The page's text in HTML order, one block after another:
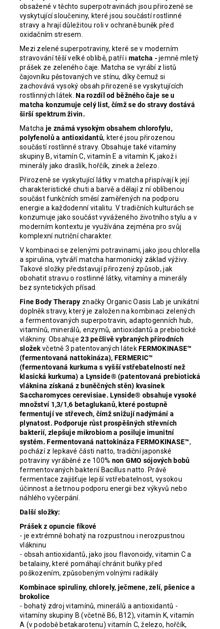
obsažené v těchto superpotravinách jsou přirozeně se
vyskytující sloučeniny, které jsou součástí rostlinné
stravy a hrají důležitou roli v ochraně buněk před
oxidačním stresem.
Mezi zelené superpotraviny, které se v moderním
stravování těší velké oblibě, patří i matcha -jemně mletý
prášek ze zeleného čaje. Matcha se vyrábí z listů
čajovníku pěstovaných ve stínu, díky čemuž si
zachovává vysoký obsah přirozeně se vyskytujících
rostlinných látek.Na rozdíl od běžného čaje se u
matcha konzumuje celý list, čímž se do stravy dostává
širší spektrum živin.
Matcha je známá vysokým obsahem chlorofylu,
polyfenolů a antioxidantů, které jsou přirozenou
součástí rostlinné stravy. Obsahuje také vitamíny
skupiny B, vitamín C, vitamín E a vitamín K, jakož i
minerály jako draslík, hořčík, zinek a železo.
Přirozeně se vyskytující látky v matcha přispívají k její
charakteristické chuti a barvě a dělají z ní oblíbenou
součást funkčních směsí zaměřených na podporu
energie a každodenní vitalitu. V tradičních kulturách se
konzumuje jako součást vyváženého životního stylu a v
moderním kontextu je využívána zejména pro svůj
komplexní nutriční charakter.
V kombinaci se zelenými potravinami, jako jsou chlorella
a spirulina, vytváří matcha harmonický základ výživy.
Takové složky představují přirozený způsob, jak
obohatit stravu o rostlinné látky, vitamíny a minerály
bez syntetických přísad.
Fine Body Therapy značky Organic Oasis Lab je unikátní
doplněk stravy, který je založen na kombinaci zelených
a fermentovaných superpotravin, adaptogenních hub,
vitamínů, minerálů, enzymů, antioxidantů a prebiotické
vlákniny. Obsahuje23 pečlivě vybraných přírodních
složek včetně 3 patentovaných látekFERMOKINASE™
(fermentovaná nattokináza), FERMERIC™
(fermentovaná kurkuma s vyšší vstřebatelností než
klasická kurkuma) a Lynside® (patentovaná prebiotická
vláknina získaná z buněčných stěn) kvasinek
Saccharomyces cerevisiae. Lynside® obsahuje vysoké
množství 1,3/1,6 betaglukanů, které postupně
fermentují ve střevech, čímž snižují nadýmání a
plynatost. Podporuje růst prospěšných střevních
bakterií, zlepšuje mikrobiom a posiluje imunitní
systém. Fermentovaná nattokináza FERMOKINASE™,
pochází z lepkavé části natto, tradiční japonské
potraviny vyráběné ze 100% non GMO sójových bobů
fermentovaných bakterií Bacillus natto. Právě
fermentace zajišťuje lepší vstřebatelnost, vysokou
účinnost a šetrnou podporu energii bez výkyvů nebo
náhlého vyčerpání.
Další složky:
Prášek z opuncie fíkové
- je extrémně bohatý na rozpustnou i nerozpustnou
vlákninu
- obsah antioxidantů, jako jsou flavonoidy, vitamin C a
betalainy, které pomáhají chránit buňky před
poškozením, způsobeným volnými radikály
Kombinace spiruliny, chlorely, ječmene, zelí, pšenice a
brokolice
- bohatý zdroj vitamínů, minerálů a antioxidantů -
vitamíny skupiny B (včetně B6, B12), vitamín K, vitamín
A (v podobě betakarotenu) vitamín C, železo, hořčík,